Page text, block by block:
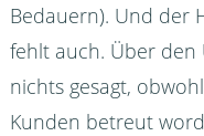
Bedauern). Und der
fehlt auch. Über den
nichts gesagt,
Kunden betreut